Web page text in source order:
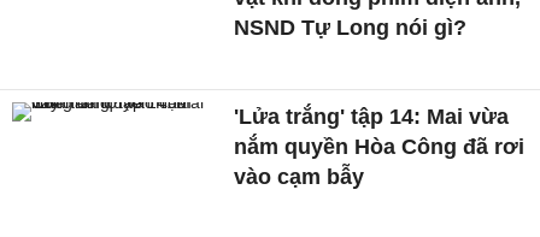
NSND Tự Long nói gì?
'Lửa trắng' tập 14: Mai vừa
nắm quyền Hòa Công đã rơi
vào cạm bẫy